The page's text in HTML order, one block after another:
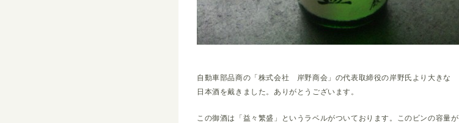
自動車部品商の「株式会社 岸野商会」の代表取締役の岸野氏より大きな
日本酒を戴きました。ありがとうございます。
この御酒は「益々繁盛」というラベルがついております。このビンの容量が